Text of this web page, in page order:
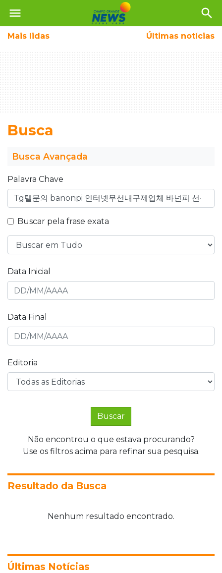
menu search
Mais lidas Últimas notícias
Busca
Busca Avançada
Palavra Chave
Buscar pela frase exata
Data Inicial
Data Final
Editoria
Buscar
Não encontrou o que estava procurando?
Use os filtros acima para refinar sua pesquisa.
Resultado da Busca
Nenhum resultado encontrado.
Últimas Notícias